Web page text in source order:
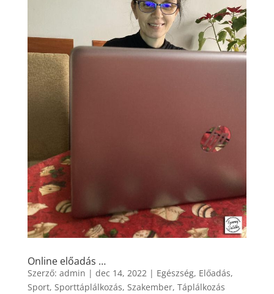
Online előadás …
Szerző: admin | dec 14, 2022| Egészség, Előadás,
Sport, Sporttáplálkozás, Szakember, Táplálkozás